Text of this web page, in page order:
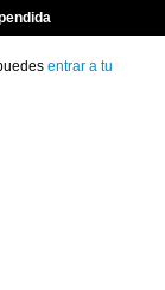
entrar a tu